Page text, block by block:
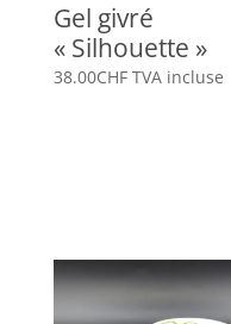
Gel givré
« Silhouette »
38.00CHF TVA incluse